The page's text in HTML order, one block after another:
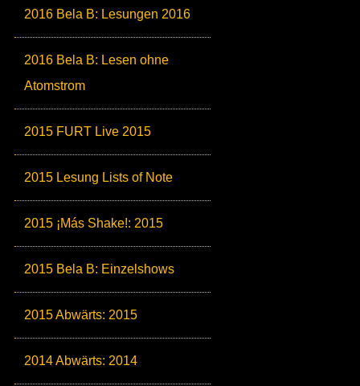
2016 Bela B: Lesungen 2016
2016 Bela B: Lesen ohne
Atomstrom
2015 FURT Live 2015
2015 Lesung Lists of Note
2015 ¡Más Shake!: 2015
2015 Bela B: Einzelshows
2015 Abwärts: 2015
2014 Abwärts: 2014